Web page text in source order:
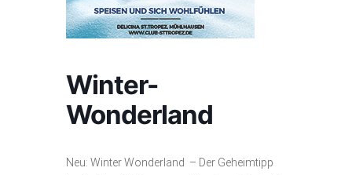
Winter-
Wonderland
Neu: Winter Wonderland – Der Geheimtipp